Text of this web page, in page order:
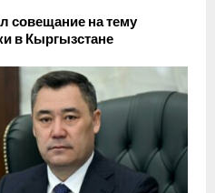
совещание на тему
в Кыргызстане